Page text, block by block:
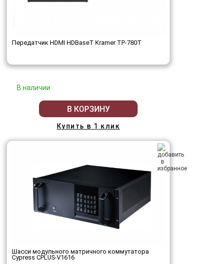
Передатчик HDMI HDBaseT Kramer TP-780T
В наличии
В КОРЗИНУ
Купить в 1 клик
Шасси модульного матричного коммутатора
Cypress CPLUS-V1616